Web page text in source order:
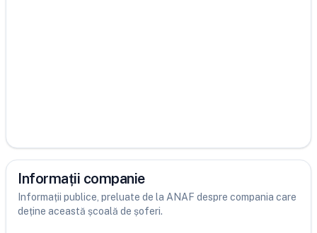
Informații companie
Informații publice, preluate de la ANAF despre compania care
deține această școală de șoferi.